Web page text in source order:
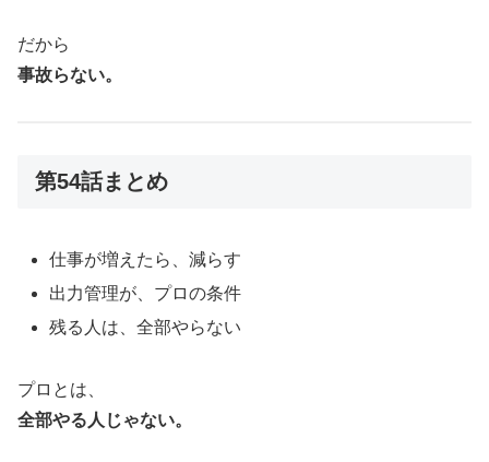
だから
事故らない。
第54話まとめ
仕事が増えたら、減らす
出力管理が、プロの条件
残る人は、全部やらない
プロとは、
全部やる人じゃない。